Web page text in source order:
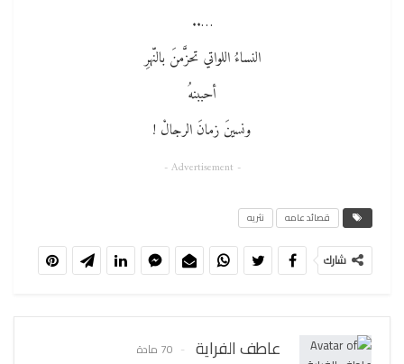
…..
النساءُ اللواتي تحزَّمنَ بالنّهرِ
أحببنهُ
ونسينَ زمانَ الرجالْ !
- Advertisement -
قصائد عامه نثريه
شارك
عاطف الفراية 70 مادة